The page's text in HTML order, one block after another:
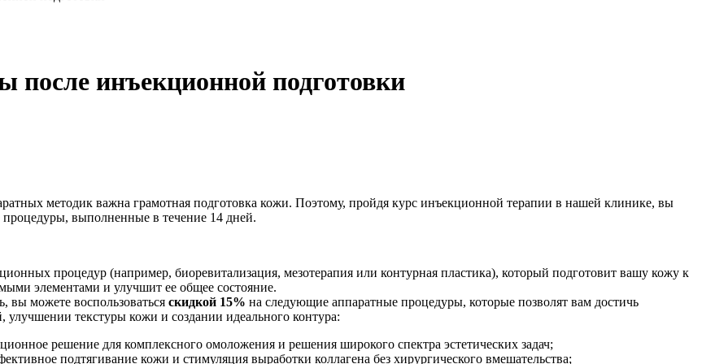
инъекционной подготовки
методик важна грамотная подготовка кожи. Поэтому, пройдя курс инъекционной терапии в нашей клинике, вы
выполненные в течение 14 дней.
процедур (например, биоревитализация, мезотерапия или контурная пластика), который подготовит вашу кожу к
элементами и улучшит ее общее состояние.
вы можете воспользоваться скидкой 15% на следующие аппаратные процедуры, которые позволят вам достичь
текстуры кожи и создании идеального контура:
решение для комплексного омоложения и решения широкого спектра эстетических задач;
подтягивание кожи и стимуляция выработки коллагена без хирургического вмешательства;